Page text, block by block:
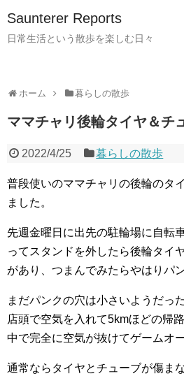
Saunterer Reports
日常生活という散歩を楽しむ日々
ホーム 暮らしの散歩
ママチャリ後輪タイヤ＆チ
2022/4/25 暮らしの散歩
普段使いのママチャリの後輪のタ
ました。
先週金曜日に出先の駐輪場に自転
ってスタンドを外したら後輪タイ
があり、つまんでみたらやはりパン
まだパンクの穴は小さいようだっ
店頭で空気を入れて5kmほどの帰
中で完全に空気が抜けてゲームオー
通常ならタイヤとチューブが傷ま